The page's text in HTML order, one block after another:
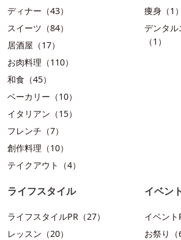
ディナー（43）
スイーツ（84）
居酒屋（17）
お肉料理（110）
和食（45）
ベーカリー（10）
イタリアン（15）
フレンチ（7）
創作料理（10）
テイクアウト（4）
痩身（1）
デンタ
（1）
ライフスタイル
ライフスタイルPR（27）
レッスン（20）
イベント
イベント
お祭り（6